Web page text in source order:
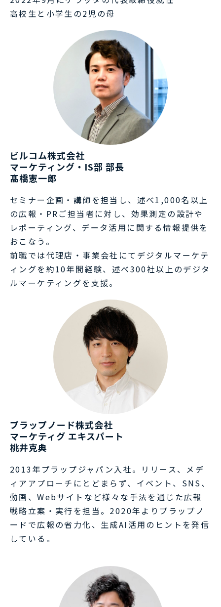
高校生と小学生の2児の母
ビルコム株式会社
マーケティング・IS部 部長
髙橋憲一郎
セミナー企画・講師を担当し、述べ1,000名以上
の広報・PRご担当者に対し、効果測定の設計や
レポーティング、データ活用に関する情報提供を
おこなう。
前職では代理店・事業会社にてデジタルマーケテ
ィングを約10年間経験、述べ300社以上のデジタ
ルマーケティングを支援。
プラップノード株式会社
マーケティグ エキスパート
桃井克典
2013年プラップジャパン入社。リリース、メデ
ィアアプローチにとどまらず、イベント、SNS、
動画、Webサイトなど様々な手法を通じた広報
戦略立案・実行を担当。2020年よりプラップノ
ードで広報の省力化、生成AI活用のヒントを発信
している。